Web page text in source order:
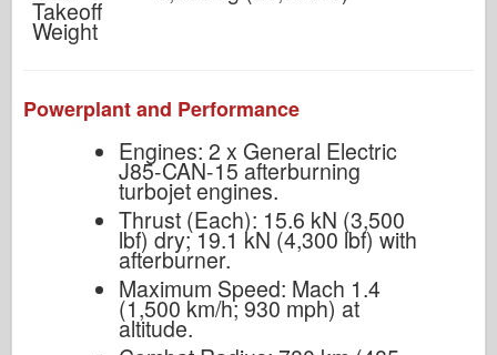
Takeoff
Weight
Powerplant and Performance
Engines: 2 x General Electric
J85-CAN-15 afterburning
turbojet engines.
Thrust (Each): 15.6 kN (3,500
lbf) dry; 19.1 kN (4,300 lbf) with
afterburner.
Maximum Speed: Mach 1.4
(1,500 km/h; 930 mph) at
altitude.